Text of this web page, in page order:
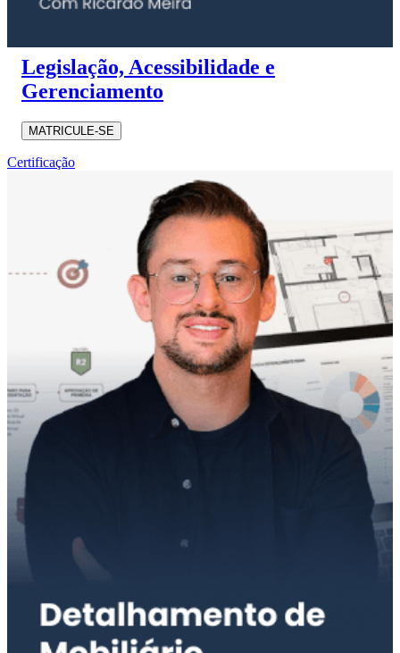
Legislação, Acessibilidade e
Gerenciamento
MATRICULE-SE
Certificação